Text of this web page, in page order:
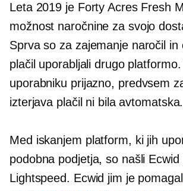
Leta 2019 je Forty Acres Fresh
možnost naročnine za svojo
Sprva so za zajemanje naročil in
plačil uporabljali drugo
uporabniku prijazno, predvsem
izterjava plačil ni bila avtomatska.
Med iskanjem platform, ki jih
podobna podjetja, so našli Ecwid
Lightspeed. Ecwid jim je pomagal